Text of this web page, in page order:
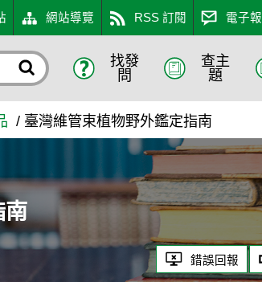
口網
網站導覽 RSS 訂閱 電子報
找發
問
查主
題
臺灣維管束植物野外鑑定指南
南
錯誤回報